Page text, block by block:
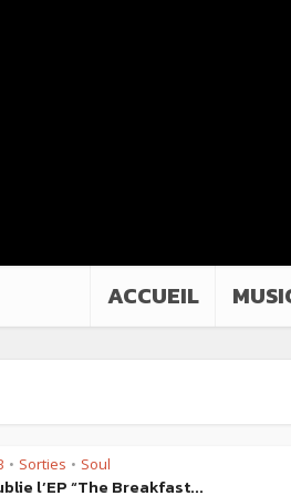
ACCUEIL
• Sorties • Soul
l’EP “The Breakfast...